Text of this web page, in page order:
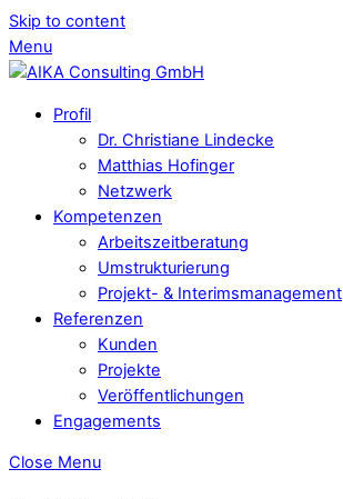
Skip to content
Menu
Profil
Dr. Christiane Lindecke
Matthias Hofinger
Netzwerk
Kompetenzen
Arbeitszeitberatung
Umstrukturierung
Projekt- & Interimsmanagement
Referenzen
Kunden
Projekte
Veröffentlichungen
Engagements
Close Menu